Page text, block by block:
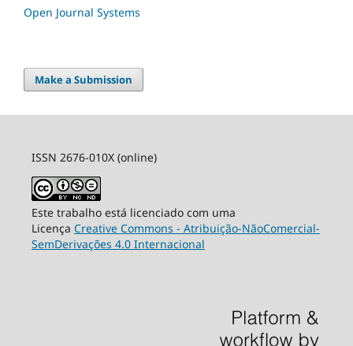
Open Journal Systems
Make a Submission
ISSN 2676-010X (online)
Este trabalho está licenciado com uma
Licença Creative Commons - Atribuição-NãoComercial-
SemDerivações 4.0 Internacional